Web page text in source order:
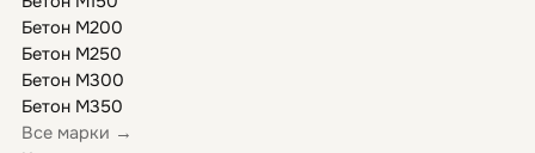
Бетон М200
Бетон М250
Бетон М300
Бетон М350
Все марки →